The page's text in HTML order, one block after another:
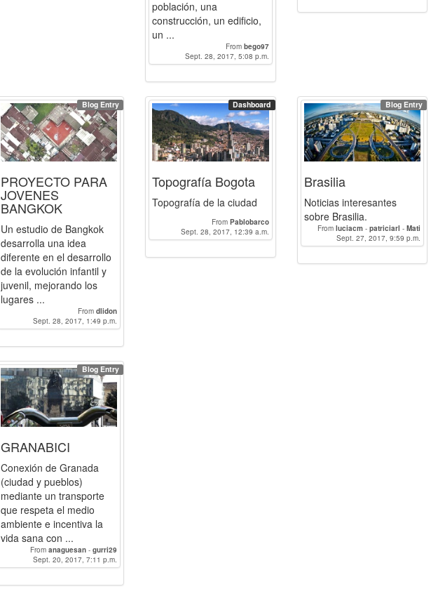
población, una
construcción, un edificio,
un ...
From bego97
Sept. 28, 2017, 5:08 p.m.
Blog Entry
PROYECTO PARA
JOVENES
BANGKOK
Un estudio de Bangkok
desarrolla una idea
diferente en el desarrollo
de la evolución infantil y
juvenil, mejorando los
lugares ...
From dlidon
Sept. 28, 2017, 1:49 p.m.
Dashboard
Topografía Bogota
Topografía de la ciudad
From Pablobarco
Sept. 28, 2017, 12:39 a.m.
Blog Entry
Brasilia
Noticias interesantes
sobre Brasilia.
From luciacm - patriciarl - Mati
Sept. 27, 2017, 9:59 p.m.
Blog Entry
GRANABICI
Conexión de Granada
(ciudad y pueblos)
mediante un transporte
que respeta el medio
ambiente e incentiva la
vida sana con ...
From anaguesan - gurri29
Sept. 20, 2017, 7:11 p.m.